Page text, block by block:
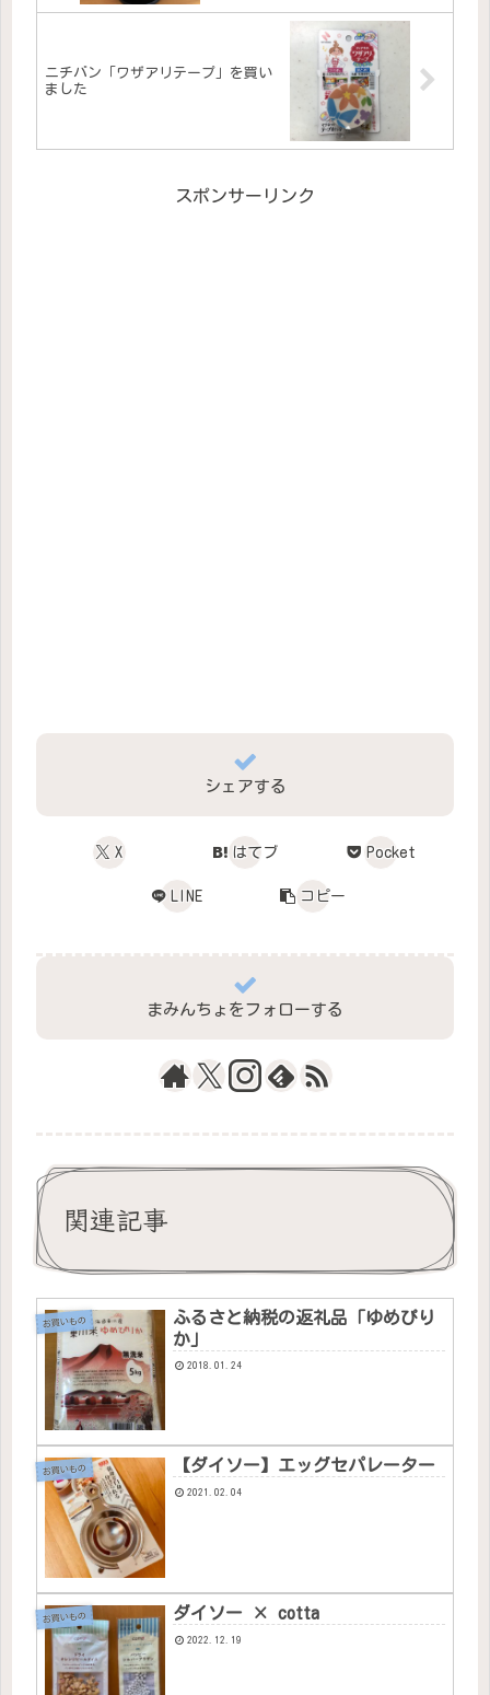
ニチバン「ワザアリテープ」を買い
ました
スポンサーリンク
シェアする
X はてブ Pocket
LINE コピー
まみんちょをフォローする
関連記事
お買いもの
ふるさと納税の返礼品「ゆめぴり
か」
2018.01.24
お買いもの 【ダイソー】エッグセパレーター
2021.02.04
お買いもの ダイソー × cotta
2022.12.19